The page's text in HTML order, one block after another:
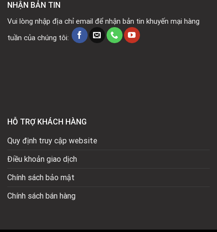
NHẬN BẢN TIN
Vui lòng nhập địa chỉ email để nhận bản tin khuyến mại hàng
tuần của chúng tôi:
HỖ TRỢ KHÁCH HÀNG
Quy định truy cập website
Điều khoản giao dịch
Chính sách bảo mật
Chính sách bán hàng